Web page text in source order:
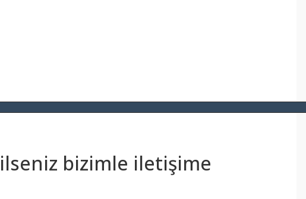
bizimle iletişime